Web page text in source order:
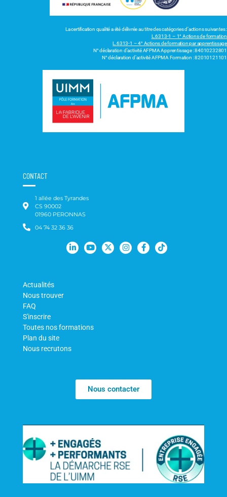
La certification qualité a été délivrée au titre des catégories d’actions suivantes :
L.6313-1 – 1° Actions de formation
L.6313-1 – 4° Actions de formation par apprentissage
N° déclaration d’activité AFPMA Apprentissage : 84010232801
N° déclaration d’activité AFPMA Formation : 82010121101
CONTACT
1 allée des Tyrandes
CS 90002
01960 PERONNAS
04 74 32 36 36
Actualités
Nous trouver
FAQ
S'inscrire
Toutes nos formations
Plan du site
Nous recrutons
Nous contacter